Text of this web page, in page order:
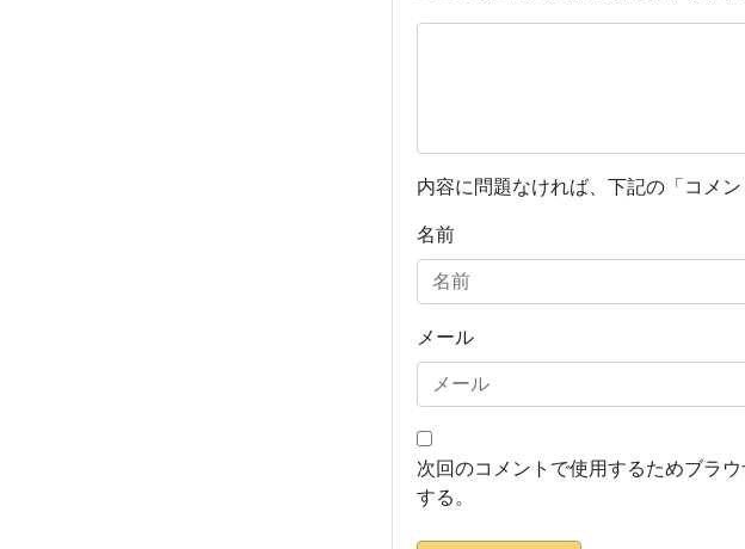
内容に問題なければ、下記の「コメ
名前
メール
次回のコメントで使用するためブラ
する。